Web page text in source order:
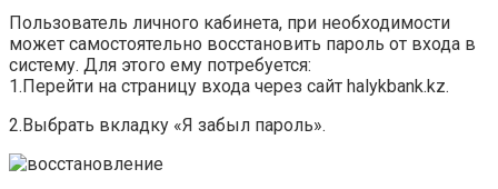
Пользователь личного кабинета, при необходимости
может самостоятельно восстановить пароль от входа в
систему. Для этого ему потребуется:
1.Перейти на страницу входа через сайт halykbank.kz.
2.Выбрать вкладку «Я забыл пароль».